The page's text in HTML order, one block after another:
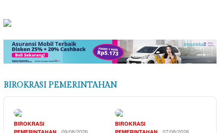
BIROKRASI PEMERINTAHAN
BIROKRASI
BIROKRASI